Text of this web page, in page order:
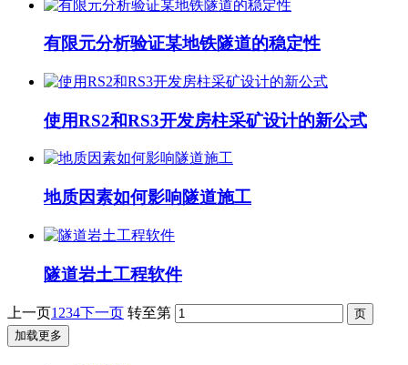
有限元分析验证某地铁隧道的稳定性
使用RS2和RS3开发房柱采矿设计的新公式
地质因素如何影响隧道施工
隧道岩土工程软件
上一页1 234下一页 转至第
加载更多